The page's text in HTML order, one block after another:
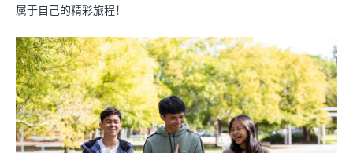
属于自己的精彩旅程！